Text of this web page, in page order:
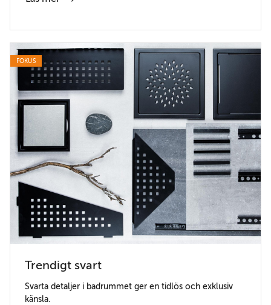
FOKUS
Trendigt svart
Svarta detaljer i badrummet ger en tidlös och exklusiv
känsla.